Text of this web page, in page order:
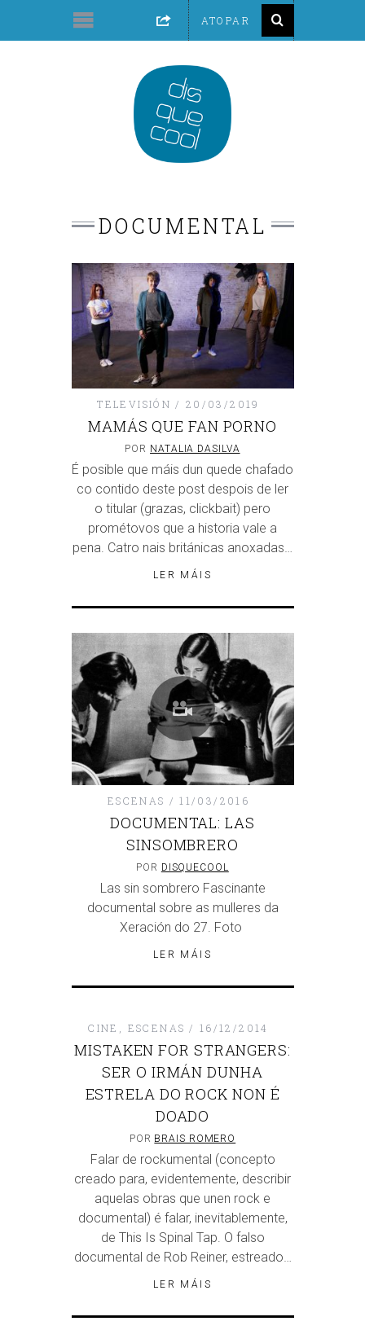
DOCUMENTAL
TELEVISIÓN 20/03/2019
MAMÁS QUE FAN PORNO
POR NATALIA DASILVA
É posible que máis dun quede chafado
co contido deste post despois de ler
o titular (grazas, clickbait) pero
prométovos que a historia vale a
pena. Catro nais británicas anoxadas…
LER MÁIS
ESCENAS 11/03/2016
DOCUMENTAL: LAS
SINSOMBRERO
POR DISQUECOOL
Las sin sombrero Fascinante
documental sobre as mulleres da
Xeración do 27. Foto
LER MÁIS
CINE ESCENAS 16/12/2014
MISTAKEN FOR STRANGERS:
SER O IRMÁN DUNHA
ESTRELA DO ROCK NON É
DOADO
POR BRAIS ROMERO
Falar de rockumental (concepto
creado para, evidentemente, describir
aquelas obras que unen rock e
documental) é falar, inevitablemente,
de This Is Spinal Tap. O falso
documental de Rob Reiner, estreado…
LER MÁIS